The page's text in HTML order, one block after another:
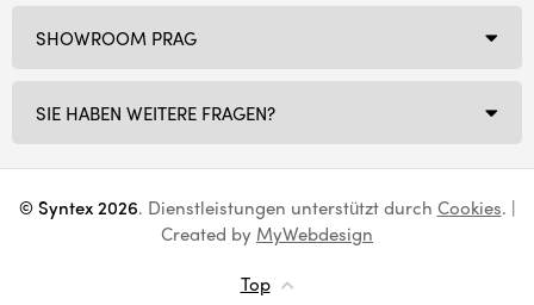
SHOWROOM PRAG
SIE HABEN WEITERE FRAGEN?
© Syntex 2026. Dienstleistungen unterstützt durch Cookies. |
Created by MyWebdesign
Top